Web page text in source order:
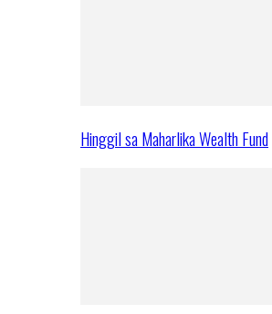
Hinggil sa Maharlika Wealth Fund